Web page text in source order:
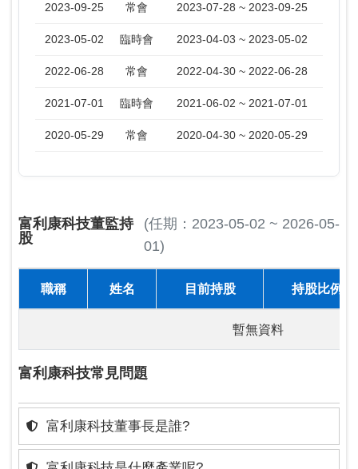
2023-09-25 常會 2023-07-28 ~ 2023-09-25
2023-05-02 臨時會 2023-04-03 ~ 2023-05-02
2022-06-28 常會 2022-04-30 ~ 2022-06-28
2021-07-01 臨時會 2021-06-02 ~ 2021-07-01
2020-05-29 常會 2020-04-30 ~ 2020-05-29
富利康科技董監持
股
(任期：2023-05-02 ~ 2026-05-
01)
職稱 姓名 目前持股 持股比例
暫無資料
富利康科技常見問題
富利康科技董事長是誰?